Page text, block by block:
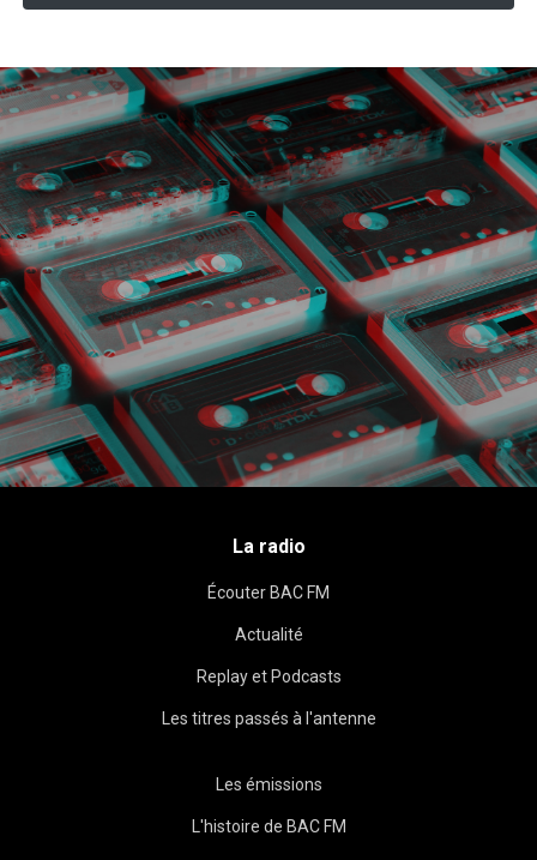
La radio
Écouter BAC FM
Actualité
Replay et Podcasts
Les titres passés à l'antenne
Les émissions
L'histoire de BAC FM